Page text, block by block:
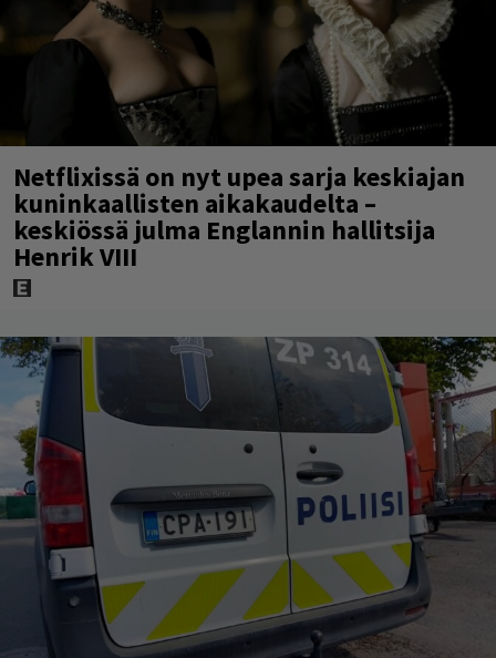
Netflixissä on nyt upea sarja keskiajan
kuninkaallisten aikakaudelta –
keskiössä julma Englannin hallitsija
Henrik VIII